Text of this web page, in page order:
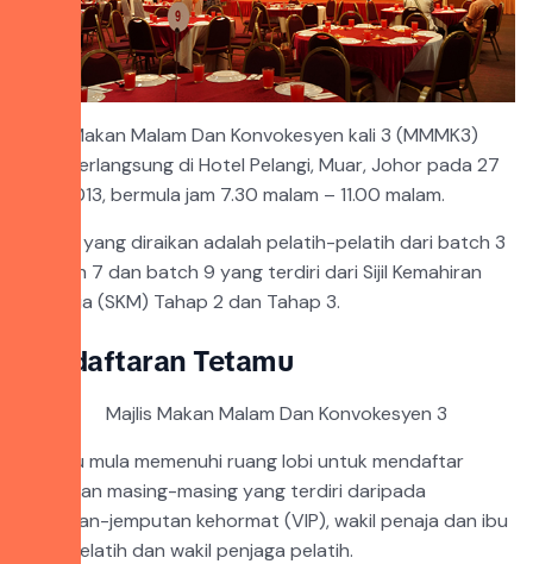
Majlis Makan Malam Dan Konvokesyen kali 3 (MMMK3)
telah berlangsung di Hotel Pelangi, Muar, Johor pada 27
April 2013, bermula jam 7.30 malam – 11.00 malam.
Antara yang diraikan adalah pelatih-pelatih dari batch 3
– batch 7 dan batch 9 yang terdiri dari Sijil Kemahiran
Malaysia (SKM) Tahap 2 dan Tahap 3.
Pendaftaran Tetamu
Tetamu mula memenuhi ruang lobi untuk mendaftar
kehadiran masing-masing yang terdiri daripada
jemputan-jemputan kehormat (VIP), wakil penaja dan ibu
bapa pelatih dan wakil penjaga pelatih.